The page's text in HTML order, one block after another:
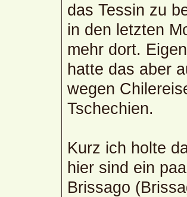
das Tessin zu
in den letzten
mehr dort.
hatte das aber
wegen
Tschechien.
Kurz ich holte
hier sind ein
Brissago